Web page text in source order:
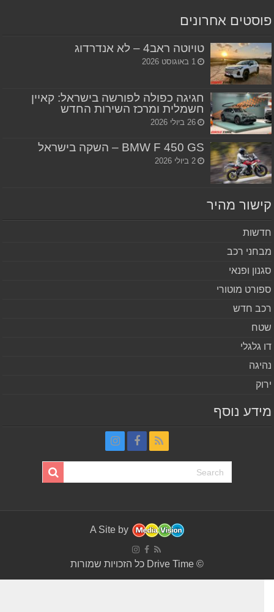
אחרונים
טויוטה ראב4 – לא אנדרדוג
1 באוגוסט 2026
חגיגה כפולה לפורשה בישראל: קאיין
חשמלית ומרכז השירות החדש
26 ביולי 2026
BMW F 450 GS – השקה בישראל
2 ביולי 2026
מהיר
רכב
ופנאי
מוטורי
חדש
גלגלי
נוסף
A Site by